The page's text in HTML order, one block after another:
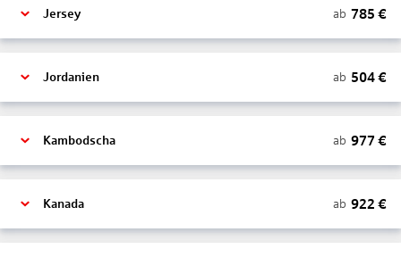
Jersey ab 785 €
Jordanien ab 504€
Kambodscha ab 977 €
Kanada ab 922 €